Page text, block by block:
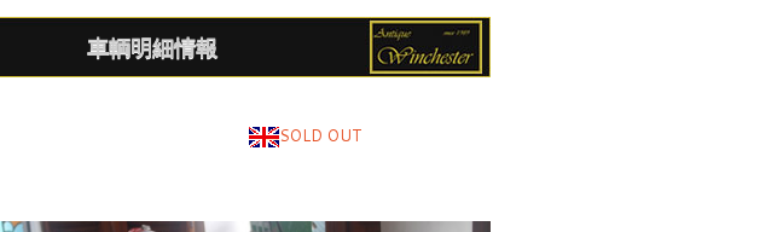
車輌明細情報
SOLD OUT